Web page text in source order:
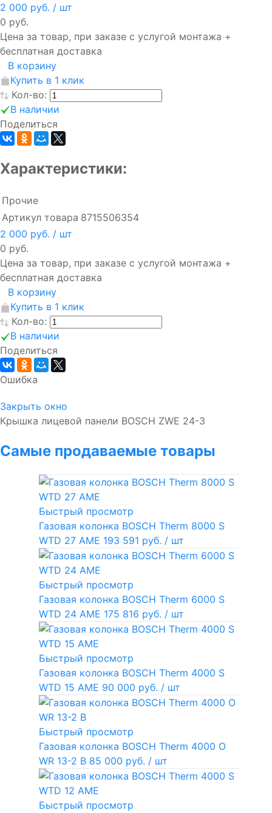
2 000 руб. / шт
0 руб.
Цена за товар, при заказе с услугой монтажа +
бесплатная доставка
В корзину
Купить в 1 клик
Кол-во:
В наличии
Поделиться
Характеристики:
Прочие
Артикул товара 8715506354
2 000 руб. / шт
0 руб.
Цена за товар, при заказе с услугой монтажа +
бесплатная доставка
В корзину
Купить в 1 клик
Кол-во:
В наличии
Поделиться
Ошибка
Закрыть окно
Крышка лицевой панели BOSCH ZWE 24-3
Самые продаваемые товары
Быстрый просмотр
Газовая колонка BOSCH Therm 8000 S
WTD 27 AME 193 591 руб. / шт
Быстрый просмотр
Газовая колонка BOSCH Therm 6000 S
WTD 24 AME 175 816 руб. / шт
Быстрый просмотр
Газовая колонка BOSCH Therm 4000 S
WTD 15 AME 90 000 руб. / шт
Быстрый просмотр
Газовая колонка BOSCH Therm 4000 O
WR 13-2 В 85 000 руб. / шт
Быстрый просмотр